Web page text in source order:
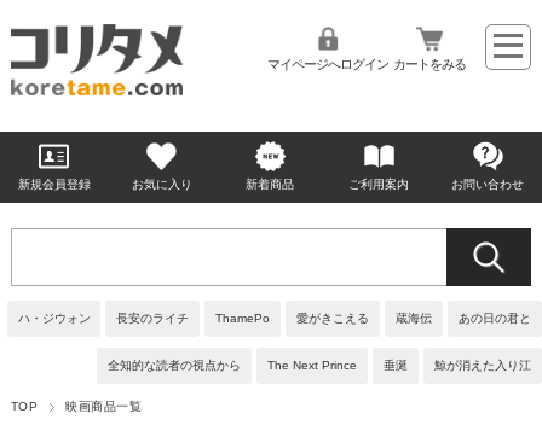
マイページへログイン カートをみる
新規会員登録 お気に入り 新着商品 ご利用案内 お問い合わせ
ハ・ジウォン 長安のライチ ThamePo 愛がきこえる 蔵海伝 あの日の君と
全知的な読者の視点から The Next Prince 垂涎 鯨が消えた入り江
TOP 映画商品一覧